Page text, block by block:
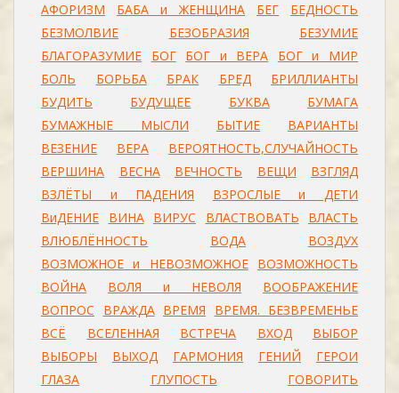
АФОРИЗМ
БАБА и ЖЕНЩИНА БЕГ
БЕДНОСТЬ
БЕЗМОЛВИЕ
БЕЗОБРАЗИЯ
БЕЗУМИЕ
БЛАГОРАЗУМИЕ
БОГ БОГ и ВЕРА
БОГ и МИР
БОЛЬ
БОРЬБА БРАК БРЕД
БРИЛЛИАНТЫ
БУДИТЬ
БУДУЩЕЕ БУКВА
БУМАГА
БУМАЖНЫЕ МЫСЛИ
БЫТИЕ
ВАРИАНТЫ
ВЕЗЕНИЕ
ВЕРА
ВЕРОЯТНОСТЬ,СЛУЧАЙНОСТЬ
ВЕРШИНА
ВЕСНА ВЕЧНОСТЬ ВЕЩИ
ВЗГЛЯД
ВЗЛЁТЫ и ПАДЕНИЯ
ВЗРОСЛЫЕ и ДЕТИ
ВиДЕНИЕ
ВИНА ВИРУС ВЛАСТВОВАТЬ
ВЛАСТЬ
ВЛЮБЛЁННОСТЬ
ВОДА
ВОЗДУХ
ВОЗМОЖНОЕ и НЕВОЗМОЖНОЕ ВОЗМОЖНОСТЬ
ВОЙНА
ВОЛЯ и НЕВОЛЯ
ВООБРАЖЕНИЕ
ВОПРОС
ВРАЖДА ВРЕМЯ
ВРЕМЯ. БЕЗВРЕМЕНЬЕ
ВСЁ
ВСЕЛЕННАЯ ВСТРЕЧА ВХОД
ВЫБОР
ВЫБОРЫ
ВЫХОД ГАРМОНИЯ ГЕНИЙ
ГЕРОИ
ГЛАЗА
ГЛУПОСТЬ
ГОВОРИТЬ